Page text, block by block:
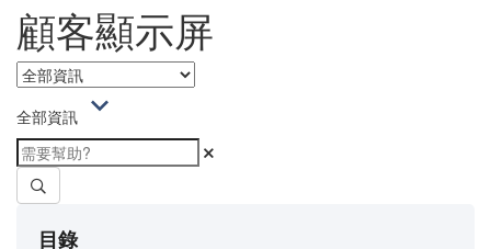
顧客顯示屏
全部資訊
目錄